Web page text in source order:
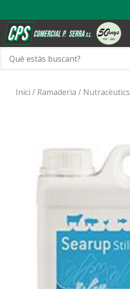
Inici / Ramaderia / Nutracèutics